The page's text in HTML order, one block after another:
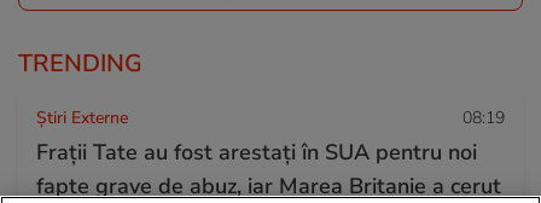
TRENDING
Știri Externe 08:19
Frații Tate au fost arestați în SUA pentru noi
fapte grave de abuz, iar Marea Britanie a cerut